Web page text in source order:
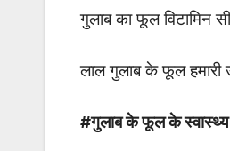
गुलाब का फूल विटामिन
लाल गुलाब के फूल हमारी
#गुलाब के फूल के